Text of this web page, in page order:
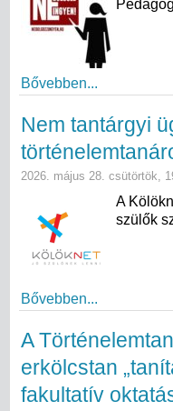
Bővebben...
Nem tantárgyi
2026. május 28. csütörtök,
A
szülők
Bővebben...
A
erkölcstan
fakultatív